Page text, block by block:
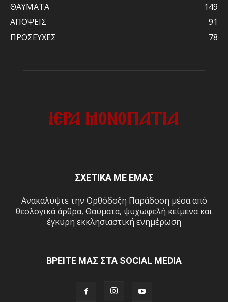
ΘΑΥΜΑΤΑ
149
ΑΠΟΨΕΙΣ
91
ΠΡΟΣΕΥΧΕΣ
78
ΣΧΕΤΙΚΑ ΜΕ ΕΜΑΣ
Ανακαλύψτε την Ορθόδοξη Παράδοση μέσα από
θεολογικά άρθρα, Θαύματα, ψυχωφελή κείμενα και
έγκυρη εκκλησιαστική ενημέρωση
ΒΡΕΙΤΕ ΜΑΣ ΣΤΑ SOCIAL MEDIA